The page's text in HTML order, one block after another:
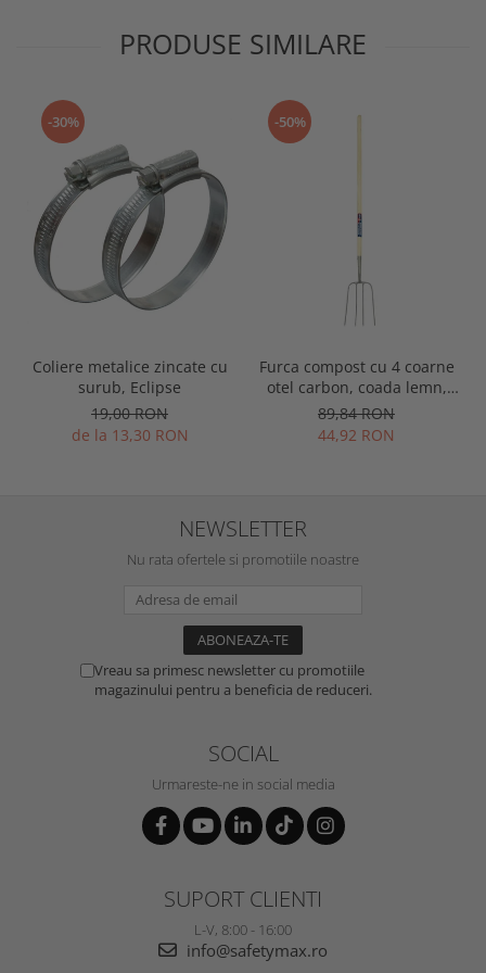
PRODUSE SIMILARE
-30%
Coliere metalice zincate cu
surub, Eclipse
19,00 RON
de la 13,30 RON
-50%
Furca compost cu 4 coarne
otel carbon, coada lemn,
Spear & Jackson Neverbend
Professional
89,84 RON
44,92 RON
NEWSLETTER
Nu rata ofertele si promotiile noastre
Vreau sa primesc newsletter cu promotiile
magazinului pentru a beneficia de reduceri.
SOCIAL
Urmareste-ne in social media
SUPORT CLIENTI
L-V, 8:00 - 16:00
info@safetymax.ro